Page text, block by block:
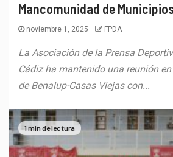
Mancomunidad de
noviembre 1, 2025 FPDA
La Asociación de la Prensa
Cádiz ha mantenido una reunión
de Benalup-Casas Viejas con...
1 min de lectura